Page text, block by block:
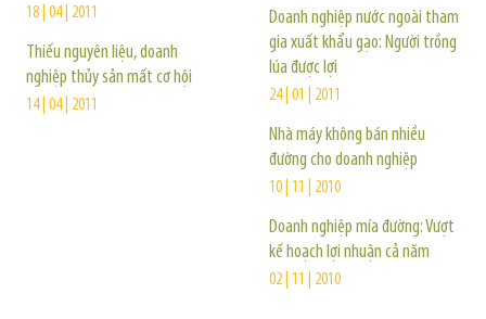
18 | 04 | 2011
Thiếu nguyên liệu, doanh
nghiệp thủy sản mất cơ hội
14 | 04 | 2011
Doanh nghiệp nước ngoài tham
gia xuất khẩu gạo: Người trồng
lúa được lợi
24 | 01 | 2011
Nhà máy không bán nhiều
đường cho doanh nghiệp
10 | 11 | 2010
Doanh nghiệp mía đường: Vượt
kế hoạch lợi nhuận cả năm
02 | 11 | 2010